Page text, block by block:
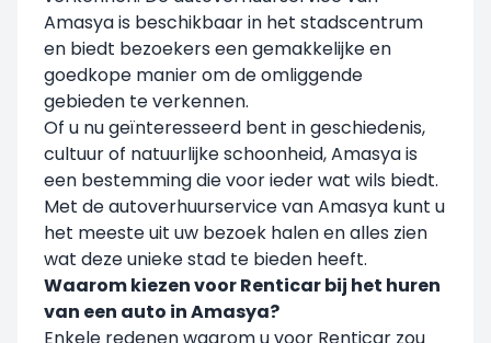
Amasya is beschikbaar in het stadscentrum
en biedt bezoekers een gemakkelijke en
goedkope manier om de omliggende
gebieden te verkennen.
Of u nu geïnteresseerd bent in geschiedenis,
cultuur of natuurlijke schoonheid, Amasya is
een bestemming die voor ieder wat wils biedt.
Met de autoverhuurservice van Amasya kunt u
het meeste uit uw bezoek halen en alles zien
wat deze unieke stad te bieden heeft.
Waarom kiezen voor Renticar bij het huren
van een auto in Amasya?
Enkele redenen waarom u voor Renticar zou